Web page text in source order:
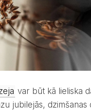
var būt kā lieliska
jubilejās, dzimšanas